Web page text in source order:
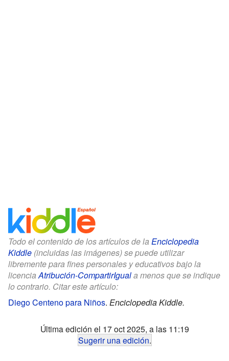
Todo el contenido de los artículos de la Enciclopedia
Kiddle (incluidas las imágenes) se puede utilizar
libremente para fines personales y educativos bajo la
licenciaAtribución-CompartirIguala menos que se indique
lo contrario. Citar este artículo:
Diego Centeno para Niños. Enciclopedia Kiddle.
Última edición el 17 oct 2025, a las 11:19
Sugerir una edición.